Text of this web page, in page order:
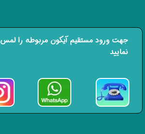
جهت ورود مستقیم آیکون مربوطه را لمس
نمایید